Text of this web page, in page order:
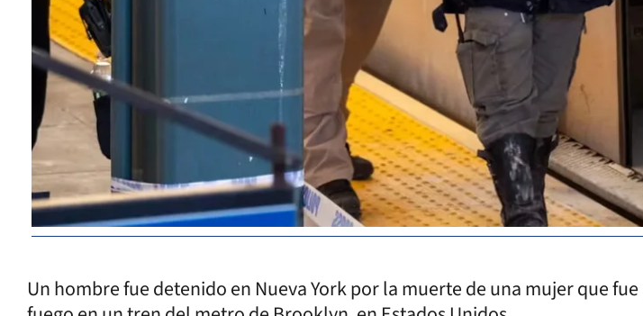
Un hombre fue detenido en Nueva York por la muerte de una mujer que